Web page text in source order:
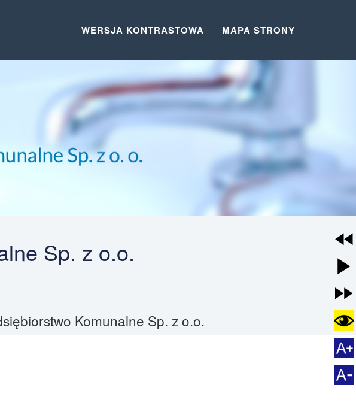
WERSJA KONTRASTOWA MAPA STRONY
Sp. z o.o.
Komunalne Sp. z o.o.